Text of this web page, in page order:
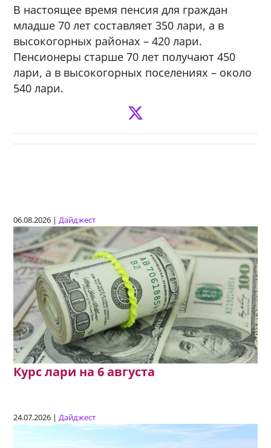
В настоящее время пенсия для граждан
младше 70 лет составляет 350 лари, а в
высокогорных районах – 420 лари.
Пенсионеры старше 70 лет получают 450
лари, а в высокогорных поселениях – около
540 лари.
06.08.2026 |Дайджест
Курс лари на 6 августа
24.07.2026 |Дайджест